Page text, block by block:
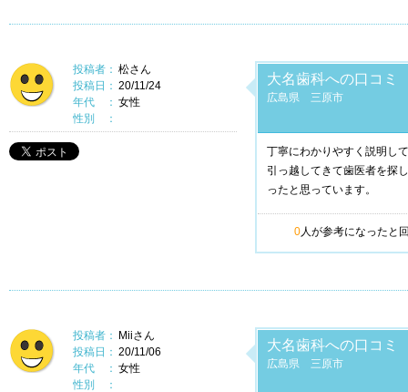
投稿者： 松さん
投稿日： 20/11/24
年代 ：
性別 ：
女性
大名歯科への口コミ
広島県 三原市
丁寧にわかりやすく説明し
引っ越してきて歯医者を探
ったと思っています。
0人が参考になったと
投稿者：
Miiさん
投稿日： 20/11/06
年代 ：
性別 ：
女性
大名歯科への口コミ
広島県 三原市